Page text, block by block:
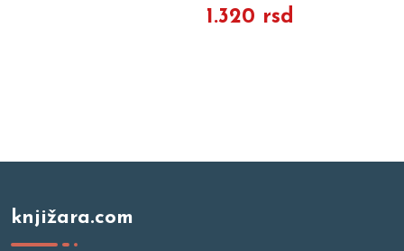
1.320 rsd
knjižara.com